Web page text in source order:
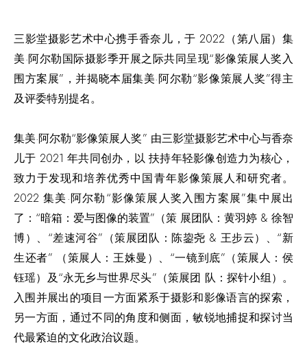
三影堂摄影艺术中心携手香奈儿，于 2022（第八届）集
美·阿尔勒国际摄影季开展之际共同呈现“影像策展人奖入
围方案展”，并揭晓本届集美·阿尔勒“影像策展人奖”得主
及评委特别提名。
集美·阿尔勒“影像策展人奖” 由三影堂摄影艺术中心与香奈
儿于 2021 年共同创办，以 扶持年轻影像创造力为核心，
致力于发现和培养优秀中国青年影像策展人和研究者。
2022 集美·阿尔勒“影像策展人奖入围方案展”集中展出
了：“暗箱：爱与图像的装置”（策 展团队：黄羽婷 & 徐智
博）、“差速河谷”（策展团队：陈鋆尧 & 王步云）、“新
生还者” （策展人：王姝曼）、“一镜到底”（策展人：侯
钰瑶）及“永无乡与世界尽头”（策展团 队：探针小组）。
入围并展出的项目一方面紧系于摄影和影像语言的探索，
另一方面，通过不同的角度和侧面，敏锐地捕捉和探讨当
代最紧迫的文化政治议题。